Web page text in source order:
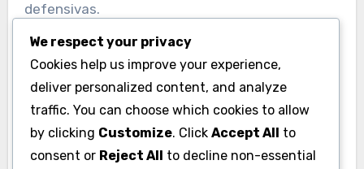
defensivas.
Para mejorar la velocidad, incorpora ejercicios de
sprint y entrenamiento de agilidad en las
sesiones de práctica. Monitorear el progreso a
través de sprints cronometrados puede ayudar
a identificar áreas de mejora y motivar a los
We respect your privacy
Cookies help us improve your experience,
deliver personalized content, and analyze
traffic. You can choose which cookies to allow
by clicking Customize. Click Accept All to
consent or Reject All to decline non-essential